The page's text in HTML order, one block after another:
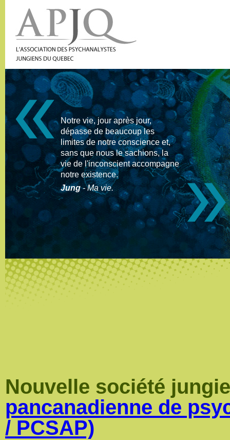
Notre vie, jour après jour,
dépasse de beaucoup les
limites de notre conscience et,
sans que nous le sachions, la
vie de l'inconscient accompagne
notre existence.
Jung- Ma vie.
Nouvelle société
pancanadienne de
/ PCSAP)